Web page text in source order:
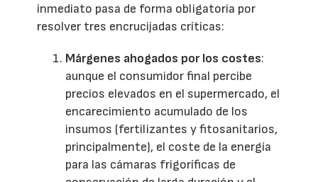
inmediato pasa de forma obligatoria por
resolver tres encrucijadas críticas:
Márgenes ahogados por los costes:
aunque el consumidor final percibe
precios elevados en el supermercado, el
encarecimiento acumulado de los
insumos (fertilizantes y fitosanitarios,
principalmente), el coste de la energía
para las cámaras frigoríficas de